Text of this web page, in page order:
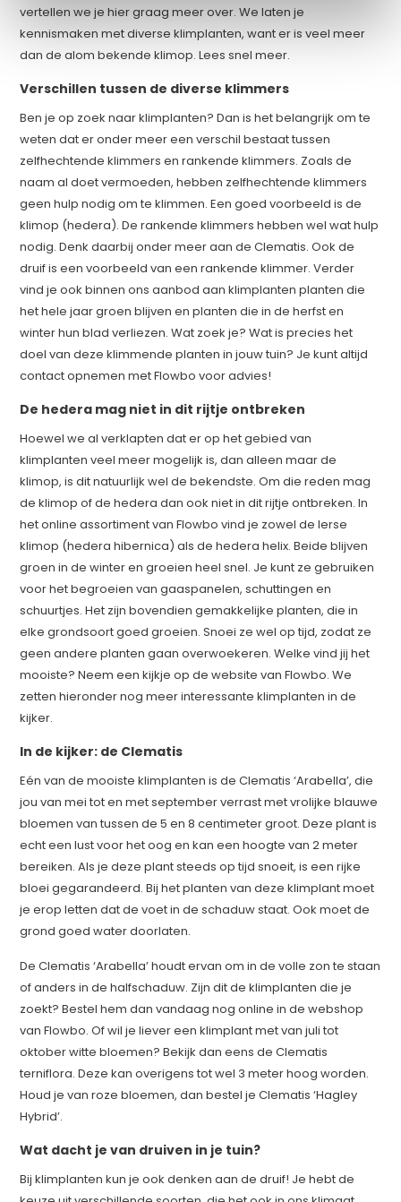
vertellen we je hier graag meer over. We laten je
kennismaken met diverse klimplanten, want er is veel meer
dan de alom bekende klimop. Lees snel meer.
Verschillen tussen de diverse klimmers
Ben je op zoek naar klimplanten? Dan is het belangrijk om te
weten dat er onder meer een verschil bestaat tussen
zelfhechtende klimmers en rankende klimmers. Zoals de
naam al doet vermoeden, hebben zelfhechtende klimmers
geen hulp nodig om te klimmen. Een goed voorbeeld is de
klimop (hedera). De rankende klimmers hebben wel wat hulp
nodig. Denk daarbij onder meer aan de Clematis. Ook de
druif is een voorbeeld van een rankende klimmer. Verder
vind je ook binnen ons aanbod aan klimplanten planten die
het hele jaar groen blijven en planten die in de herfst en
winter hun blad verliezen. Wat zoek je? Wat is precies het
doel van deze klimmende planten in jouw tuin? Je kunt altijd
contact opnemen met Flowbo voor advies!
De hedera mag niet in dit rijtje ontbreken
Hoewel we al verklapten dat er op het gebied van
klimplanten veel meer mogelijk is, dan alleen maar de
klimop, is dit natuurlijk wel de bekendste. Om die reden mag
de klimop of de hedera dan ook niet in dit rijtje ontbreken. In
het online assortiment van Flowbo vind je zowel de Ierse
klimop (hedera hibernica) als de hedera helix. Beide blijven
groen in de winter en groeien heel snel. Je kunt ze gebruiken
voor het begroeien van gaaspanelen, schuttingen en
schuurtjes. Het zijn bovendien gemakkelijke planten, die in
elke grondsoort goed groeien. Snoei ze wel op tijd, zodat ze
geen andere planten gaan overwoekeren. Welke vind jij het
mooiste? Neem een kijkje op de website van Flowbo. We
zetten hieronder nog meer interessante klimplanten in de
kijker.
In de kijker: de Clematis
Eén van de mooiste klimplanten is de Clematis ‘Arabella’, die
jou van mei tot en met september verrast met vrolijke blauwe
bloemen van tussen de 5 en 8 centimeter groot. Deze plant is
echt een lust voor het oog en kan een hoogte van 2 meter
bereiken. Als je deze plant steeds op tijd snoeit, is een rijke
bloei gegarandeerd. Bij het planten van deze klimplant moet
je erop letten dat de voet in de schaduw staat. Ook moet de
grond goed water doorlaten.
De Clematis ‘Arabella’ houdt ervan om in de volle zon te staan
of anders in de halfschaduw. Zijn dit de klimplanten die je
zoekt? Bestel hem dan vandaag nog online in de webshop
van Flowbo. Of wil je liever een klimplant met van juli tot
oktober witte bloemen? Bekijk dan eens de Clematis
terniflora. Deze kan overigens tot wel 3 meter hoog worden.
Houd je van roze bloemen, dan bestel je Clematis ‘Hagley
Hybrid’.
Wat dacht je van druiven in je tuin?
Bij klimplanten kun je ook denken aan de druif! Je hebt de